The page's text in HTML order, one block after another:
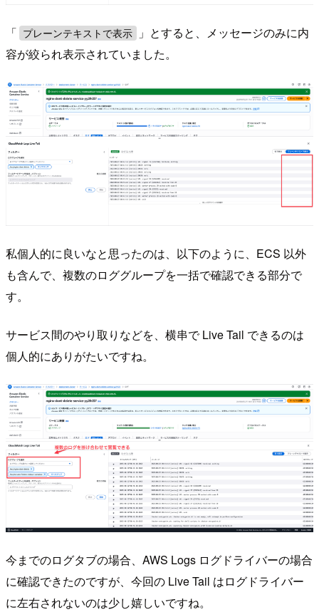
「 プレーンテキストで表示
」とすると、メッセージのみに内
容が絞られ表示されていました。
私個人的に良いなと思ったのは、以下のように、ECS 以外
も含んで、複数のロググループを一括で確認できる部分で
す。
サービス間のやり取りなどを、横串で Live Tail できるのは
個人的にありがたいですね。
今までのログタブの場合、AWS Logs ログドライバーの場合
に確認できたのですが、今回の Live Tail はログドライバー
に左右されないのは少し嬉しいですね。